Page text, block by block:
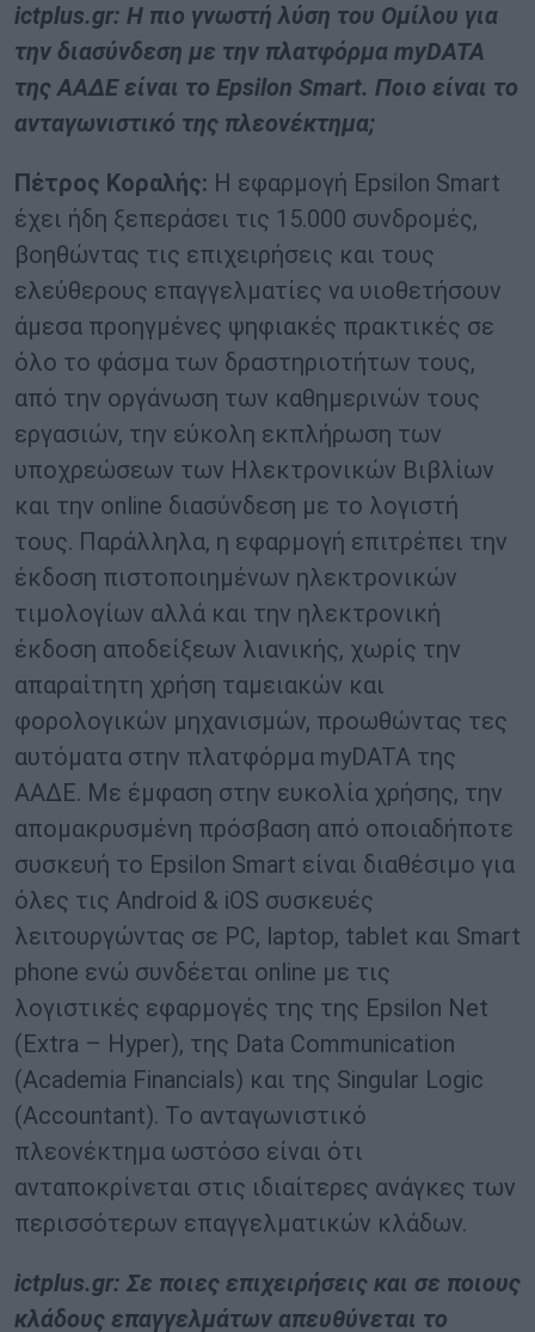
ictplus.gr: Η πιο γνωστή λύση του Ομίλου για
την διασύνδεση με την πλατφόρμα myDATA
της ΑΑΔΕ είναι το Epsilon Smart. Ποιο είναι το
ανταγωνιστικό της πλεονέκτημα;
Πέτρος Κοραλής: Η εφαρμογή Epsilon Smart
έχει ήδη ξεπεράσει τις 15.000 συνδρομές,
βοηθώντας τις επιχειρήσεις και τους
ελεύθερους επαγγελματίες να υιοθετήσουν
άμεσα προηγμένες ψηφιακές πρακτικές σε
όλο το φάσμα των δραστηριοτήτων τους,
από την οργάνωση των καθημερινών τους
εργασιών, την εύκολη εκπλήρωση των
υποχρεώσεων των Ηλεκτρονικών Βιβλίων
και την online διασύνδεση με το λογιστή
τους. Παράλληλα, η εφαρμογή επιτρέπει την
έκδοση πιστοποιημένων ηλεκτρονικών
τιμολογίων αλλά και την ηλεκτρονική
έκδοση αποδείξεων λιανικής, χωρίς την
απαραίτητη χρήση ταμειακών και
φορολογικών μηχανισμών, προωθώντας τες
αυτόματα στην πλατφόρμα myDATA της
ΑΑΔΕ. Με έμφαση στην ευκολία χρήσης, την
απομακρυσμένη πρόσβαση από οποιαδήποτε
συσκευή το Epsilon Smart είναι διαθέσιμο για
όλες τις Android & iOS συσκευές
λειτουργώντας σε PC, laptop, tablet και Smart
phone ενώ συνδέεται online με τις
λογιστικές εφαρμογές της της Εpsilon Net
(Εxtra – Ηyper), της Data Communication
(Academia Financials) και της Singular Logic
(Accountant). To ανταγωνιστικό
πλεονέκτημα ωστόσο είναι ότι
ανταποκρίνεται στις ιδιαίτερες ανάγκες των
περισσότερων επαγγελματικών κλάδων.
ictplus.gr: Σε ποιες επιχειρήσεις και σε ποιους
κλάδους επαγγελμάτων απευθύνεται το